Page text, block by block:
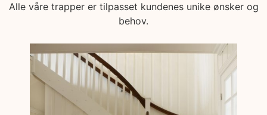
Alle våre trapper er tilpasset kundenes unike ønsker og
behov.